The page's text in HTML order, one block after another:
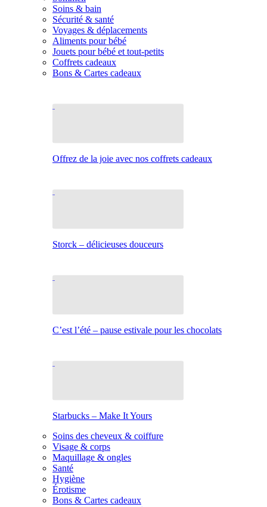
Soins & bain
Sécurité & santé
Voyages & déplacements
Aliments pour bébé
Jouets pour bébé et tout-petits
Coffrets cadeaux
Bons & Cartes cadeaux
Offrez de la joie avec nos coffrets cadeaux
Storck – délicieuses douceurs
C’est l’été – pause estivale pour les chocolats
Starbucks – Make It Yours
Soins des cheveux & coiffure
Visage & corps
Maquillage & ongles
Santé
Hygiène
Érotisme
Bons & Cartes cadeaux